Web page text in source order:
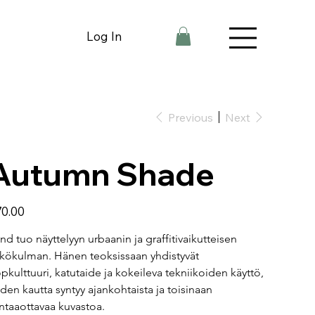
Log In
Previous Next
Shade
tuo näyttelyyn urbaanin ja graffitivaikutteisen
Hänen teoksissaan yhdistyvät
katutaide ja kokeileva tekniikoiden käyttö,
kautta syntyy ajankohtaista ja toisinaan
kuvastoa.